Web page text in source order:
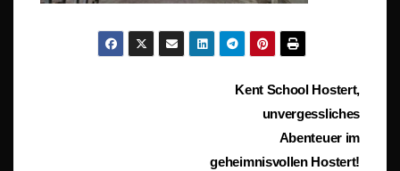
BeitragsnavigationKent School Hostert,
unvergessliches
Abenteuer im
geheimnisvollen Hostert!